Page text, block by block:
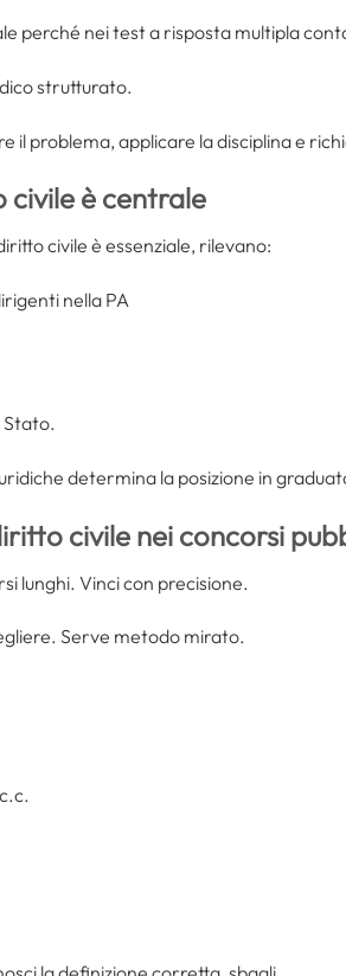
perché nei test a risposta multipla
strutturato.
il problema, applicare la disciplina e
civile è centrale
civile è essenziale, rilevano:
nella PA
determina la posizione in
civile nei concorsi
lunghi. Vinci con precisione.
Serve metodo mirato.